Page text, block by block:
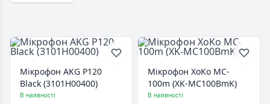
Мікрофон AKG P120
Black (3101H00400)
В наявності
Мікрофон XoKo MC-
100m (XK-MC100BmK)
В наявності